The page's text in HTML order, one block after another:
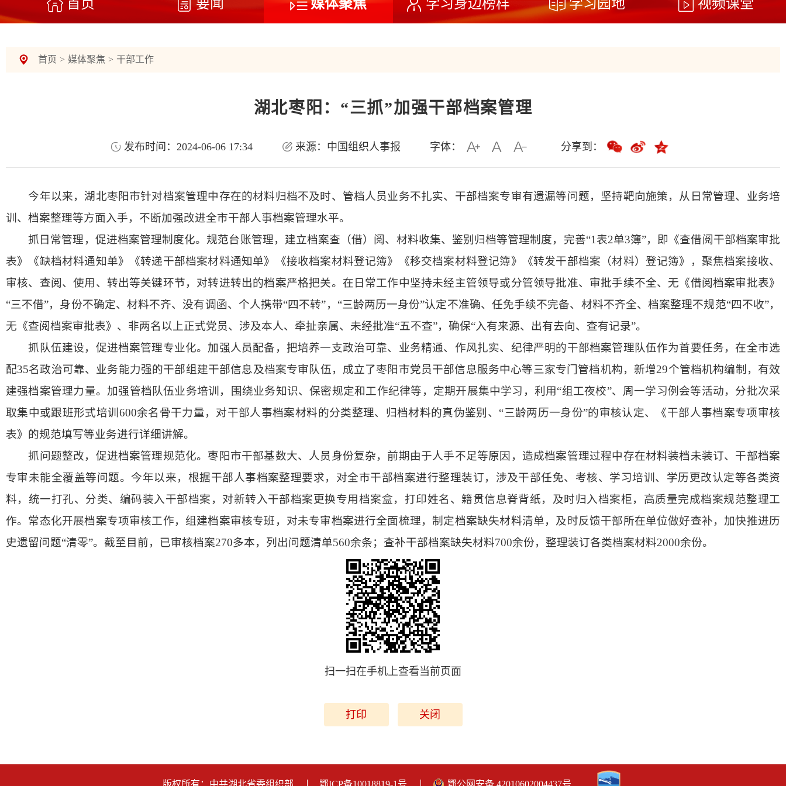
首页 要闻 媒体聚焦 学习身边榜样 学习园地 视频课堂
首页 > 媒体聚焦 > 干部工作
湖北枣阳：“三抓”加强干部档案管理
发布时间：2024-06-06 17:34 来源：中国组织人事报 字体： 分享到：
今年以来，湖北枣阳市针对档案管理中存在的材料归档不及时、管档人员业务不扎实、干部档案专审有遗漏等问题，坚持靶向施策，从日常管理、业务培
训、档案整理等方面入手，不断加强改进全市干部人事档案管理水平。
抓日常管理，促进档案管理制度化。规范台账管理，建立档案查（借）阅、材料收集、鉴别归档等管理制度，完善“1表2单3簿”，即《查借阅干部档案审批
表》《缺档材料通知单》《转递干部档案材料通知单》《接收档案材料登记簿》《移交档案材料登记簿》《转发干部档案（材料）登记簿》，聚焦档案接收、
审核、查阅、使用、转出等关键环节，对转进转出的档案严格把关。在日常工作中坚持未经主管领导或分管领导批准、审批手续不全、无《借阅档案审批表》
“三不借”，身份不确定、材料不齐、没有调函、个人携带“四不转”，“三龄两历一身份”认定不准确、任免手续不完备、材料不齐全、档案整理不规范“四不收”，
无《查阅档案审批表》、非两名以上正式党员、涉及本人、牵扯亲属、未经批准“五不查”，确保“入有来源、出有去向、查有记录”。
抓队伍建设，促进档案管理专业化。加强人员配备，把培养一支政治可靠、业务精通、作风扎实、纪律严明的干部档案管理队伍作为首要任务，在全市选
配35名政治可靠、业务能力强的干部组建干部信息及档案专审队伍，成立了枣阳市党员干部信息服务中心等三家专门管档机构，新增29个管档机构编制，有效
建强档案管理力量。加强管档队伍业务培训，围绕业务知识、保密规定和工作纪律等，定期开展集中学习，利用“组工夜校”、周一学习例会等活动，分批次采
取集中或跟班形式培训600余名骨干力量，对干部人事档案材料的分类整理、归档材料的真伪鉴别、“三龄两历一身份”的审核认定、《干部人事档案专项审核
表》的规范填写等业务进行详细讲解。
抓问题整改，促进档案管理规范化。枣阳市干部基数大、人员身份复杂，前期由于人手不足等原因，造成档案管理过程中存在材料装档未装订、干部档案
专审未能全覆盖等问题。今年以来，根据干部人事档案整理要求，对全市干部档案进行整理装订，涉及干部任免、考核、学习培训、学历更改认定等各类资
料，统一打孔、分类、编码装入干部档案，对新转入干部档案更换专用档案盒，打印姓名、籍贯信息脊背纸，及时归入档案柜，高质量完成档案规范整理工
作。常态化开展档案专项审核工作，组建档案审核专班，对未专审档案进行全面梳理，制定档案缺失材料清单，及时反馈干部所在单位做好查补，加快推进历
史遗留问题“清零”。截至目前，已审核档案270多本，列出问题清单560余条；查补干部档案缺失材料700余份，整理装订各类档案材料2000余份。
扫一扫在手机上查看当前页面
打印 关闭